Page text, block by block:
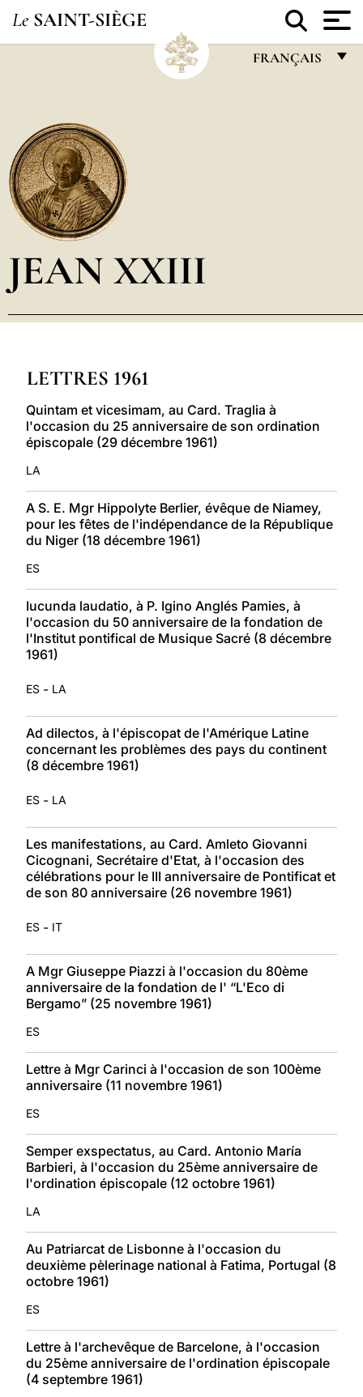
Le SAINT-SIÈGE
FRANÇAIS
العربيّة
JEAN XXIII
LETTRES 1961
Quintam et vicesimam, au Card. Traglia à
l'occasion du 25 anniversaire de son ordination
épiscopale (29 décembre 1961)
LA
A S. E. Mgr Hippolyte Berlier, évêque de Niamey,
pour les fêtes de l'indépendance de la République
du Niger (18 décembre 1961)
ES
Iucunda laudatio, à P. Igino Anglés Pamies, à
l'occasion du 50 anniversaire de la fondation de
l'Institut pontifical de Musique Sacré (8 décembre
1961)
ES - LA
Ad dilectos, à l'épiscopat de l'Amérique Latine
concernant les problèmes des pays du continent
(8 décembre 1961)
ES - LA
Les manifestations, au Card. Amleto Giovanni
Cicognani, Secrétaire d'Etat, à l'occasion des
célébrations pour le III anniversaire de Pontificat et
de son 80 anniversaire (26 novembre 1961)
ES - IT
A Mgr Giuseppe Piazzi à l'occasion du 80ème
anniversaire de la fondation de l' “L'Eco di
Bergamo” (25 novembre 1961)
ES
Lettre à Mgr Carinci à l'occasion de son 100ème
anniversaire (11 novembre 1961)
ES
Semper exspectatus, au Card. Antonio María
Barbieri, à l'occasion du 25ème anniversaire de
l'ordination épiscopale (12 octobre 1961)
LA
Au Patriarcat de Lisbonne à l'occasion du
deuxième pèlerinage national à Fatima, Portugal (8
octobre 1961)
ES
Lettre à l'archevêque de Barcelone, à l'occasion
du 25ème anniversaire de l'ordination épiscopale
(4 septembre 1961)